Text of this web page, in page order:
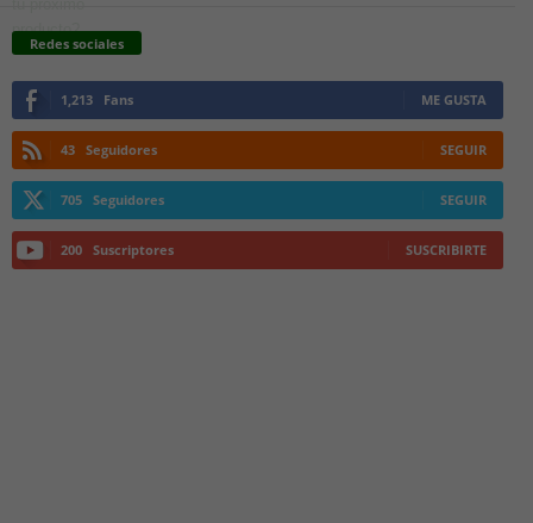
Redes sociales
1,213 Fans ME GUSTA
43 Seguidores SEGUIR
705 Seguidores SEGUIR
200 Suscriptores SUSCRIBIRTE